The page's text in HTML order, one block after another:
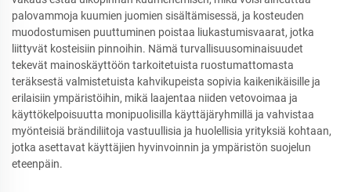
palovammoja kuumien juomien sisältämisessä, ja kosteuden
muodostumisen puuttuminen poistaa liukastumisvaarat, jotka
liittyvät kosteisiin pinnoihin. Nämä turvallisuusominaisuudet
tekevät mainoskäyttöön tarkoitetuista ruostumattomasta
teräksestä valmistetuista kahvikupeista sopivia kaikenikäisille ja
erilaisiin ympäristöihin, mikä laajentaa niiden vetovoimaa ja
käyttökelpoisuutta monipuolisilla käyttäjäryhmillä ja vahvistaa
myönteisiä brändiliitoja vastuullisia ja huolellisia yrityksiä kohtaan,
jotka asettavat käyttäjien hyvinvoinnin ja ympäristön suojelun
eteenpäin.